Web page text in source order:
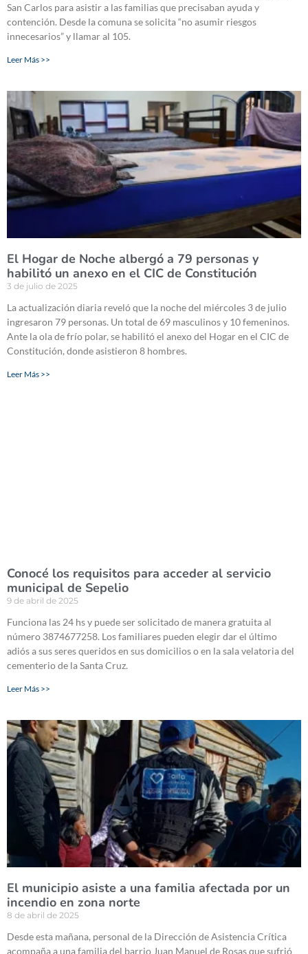
San Carlos para asistir a las familias que precisaban ayuda y
contención. Desde la comuna se solicita “no asumir riesgos
innecesarios” y llamar al 105.
Leer Más >>
El Hogar de Noche albergó a 79 personas y
habilitó un anexo en el CIC de Constitución
3 de julio de 2025
La actualización diaria reveló que la noche del miércoles 3 de julio
ingresaron 79 personas. Un total de 69 masculinos y 10 femeninos.
Ante la ola de frío polar, se habilitó el anexo del Hogar en el CIC de
Constitución, donde asistieron 8 hombres.
Leer Más >>
Conocé los requisitos para acceder al servicio
municipal de Sepelio
9 de abril de 2025
Funciona las 24 hs y puede ser solicitado de manera gratuita al
número 3874677258. Los familiares pueden elegir dar el último
adiós a sus seres queridos en sus domicilios o en la sala velatoria del
cementerio de la Santa Cruz.
Leer Más >>
El municipio asiste a una familia afectada por un
incendio en zona norte
8 de abril de 2025
Desde esta mañana, personal de la Dirección de Asistencia Crítica
acompaña a una familia del barrio Juan Manuel de Rosas que sufrió